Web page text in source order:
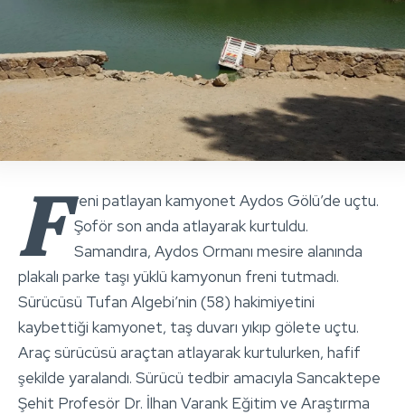
F reni patlayan kamyonet Aydos Gölü’de uçtu.
Şoför son anda atlayarak kurtuldu.
Samandıra, Aydos Ormanı mesire alanında
plakalı parke taşı yüklü kamyonun freni tutmadı.
Sürücüsü Tufan Algebi’nin (58) hakimiyetini
kaybettiği kamyonet, taş duvarı yıkıp gölete uçtu.
Araç sürücüsü araçtan atlayarak kurtulurken, hafif
şekilde yaralandı. Sürücü tedbir amacıyla Sancaktepe
Şehit Profesör Dr. İlhan Varank Eğitim ve Araştırma